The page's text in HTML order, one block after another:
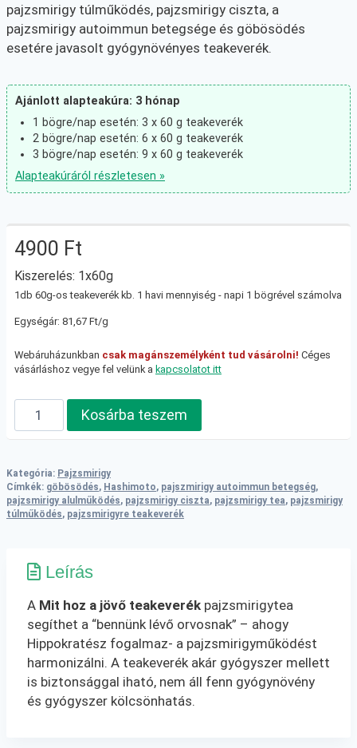
pajzsmirigy túlműködés, pajzsmirigy ciszta, a
pajzsmirigy autoimmun betegsége és göbösödés
esetére javasolt gyógynövényes teakeverék.
Ajánlott alapteakúra: 3 hónap
1 bögre/nap esetén: 3 x 60 g teakeverék
2 bögre/nap esetén: 6 x 60 g teakeverék
3 bögre/nap esetén: 9 x 60 g teakeverék
Alapteakúráról részletesen »
4900 Ft
Kiszerelés: 1x60g
1db 60g-os teakeverék kb. 1 havi mennyiség - napi 1 bögrével számolva
Egységár: 81,67 Ft/g
Webáruházunkban csak magánszemélyként tud vásárolni! Céges
vásárláshoz vegye fel velünk a kapcsolatot itt
hoz
jövő
teakeverék
mennyiség
Kosárba teszem
Kategória: Pajzsmirigy
Címkék: göbösödés, Hashimoto, pajszmirigy autoimmun betegség,
pajzsmirigy alulműködés, pajzsmirigy ciszta, pajzsmirigy tea, pajzsmirigy
túlműködés, pajzsmirigyre teakeverék
Leírás
A Mit hoz a jövő teakeverékpajzsmirigytea
segíthet a “bennünk lévő orvosnak” – ahogy
Hippokratész fogalmaz- a pajzsmirigyműködést
harmonizálni. A teakeverék akár gyógyszer mellett
is biztonsággal iható, nem áll fenn gyógynövény
és gyógyszer kölcsönhatás.